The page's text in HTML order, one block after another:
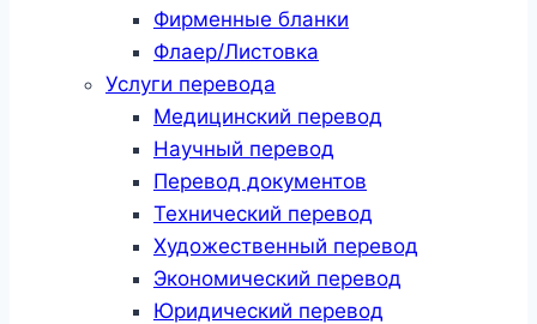
Фирменные бланки
Флаер/Листовка
Услуги перевода
Медицинский перевод
Научный перевод
Перевод документов
Технический перевод
Художественный перевод
Экономический перевод
Юридический перевод